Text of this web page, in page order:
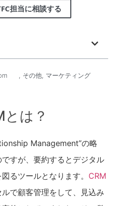
担当に相談する
, その他, マーケティング
は？
Management”の略
すが、要約するとデジタル
るツールとなります。 CRM
で顧客管理をして、見込み